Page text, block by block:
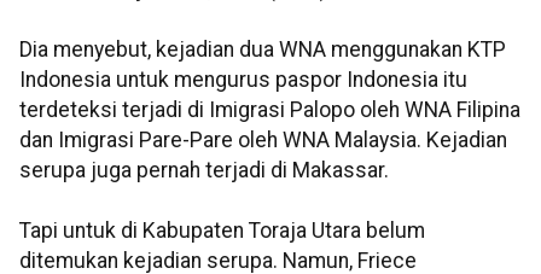
Dia menyebut, kejadian dua WNA menggunakan KTP
Indonesia untuk mengurus paspor Indonesia itu
terdeteksi terjadi di Imigrasi Palopo oleh WNA Filipina
dan Imigrasi Pare-Pare oleh WNA Malaysia. Kejadian
serupa juga pernah terjadi di Makassar.
Tapi untuk di Kabupaten Toraja Utara belum
ditemukan kejadian serupa. Namun, Friece